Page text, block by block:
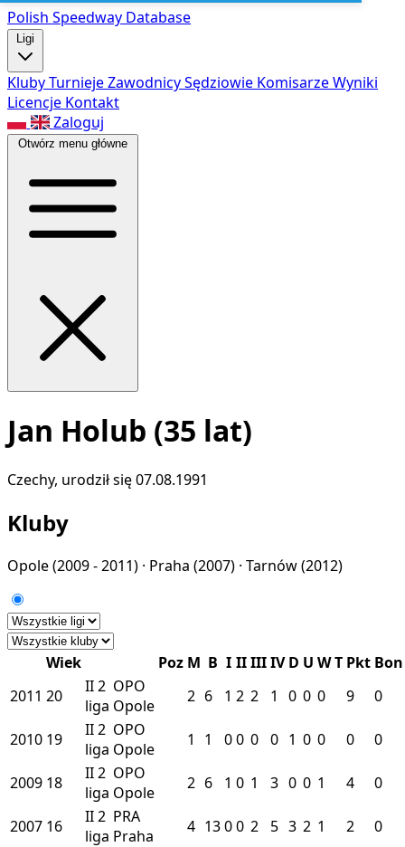
Polish Speedway Database
Ligi
KlubyTurniejeZawodnicySędziowie KomisarzeWyniki
Licencje Kontakt
Zaloguj
Otwórz menu główne
Jan Holub (35 lat)
Czechy, urodził się 07.08.1991
Kluby
Opole(2009 - 2011) · Praha (2007) · Tarnów(2012)
Wiek Poz M B I IIIIIIV D U WT Pkt Bon
2011 20 II2
liga
OPO
Opole
2 6 1 2 2 1 0 0 0 9 0
2010 19 II2
liga
OPO
Opole
1 1 00 0 0 1 0 0 0 0
2009 18 II2
liga
OPO
Opole
2 6 1 0 1 3 0 0 1 4 0
2007 16 II2
liga
PRA
Praha
4 1300 2 5 3 2 1 2
0